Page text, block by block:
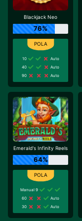
Blackjack Neo
76%
10
Auto
40
Auto
90
Auto
Emerald's Infinity Reels
64%
Manual 9
60
Auto
30
Auto